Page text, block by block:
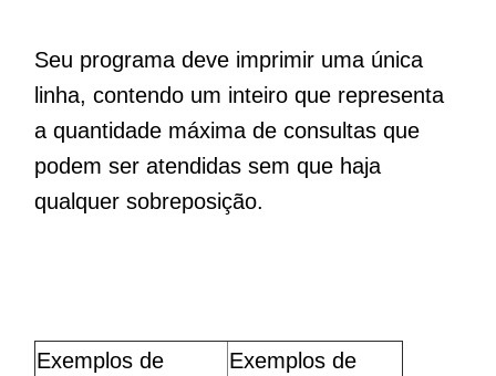
Seu programa deve imprimir uma única
linha, contendo um inteiro que representa
a quantidade máxima de consultas que
podem ser atendidas sem que haja
qualquer sobreposição.
Exemplos de Exemplos de